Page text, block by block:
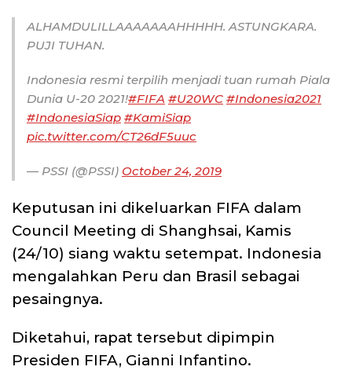
ALHAMDULILLAAAAAAAHHHHH. ASTUNGKARA.
PUJI TUHAN.
Indonesia resmi terpilih menjadi tuan rumah Piala
Dunia U-20 2021!#FIFA #U20WC #Indonesia2021
#IndonesiaSiap #KamiSiap
pic.twitter.com/CT26dF5uuc
— PSSI (@PSSI) October 24, 2019
Keputusan ini dikeluarkan FIFA dalam
Council Meeting di Shanghsai, Kamis
(24/10) siang waktu setempat. Indonesia
mengalahkan Peru dan Brasil sebagai
pesaingnya.
Diketahui, rapat tersebut dipimpin
Presiden FIFA, Gianni Infantino.